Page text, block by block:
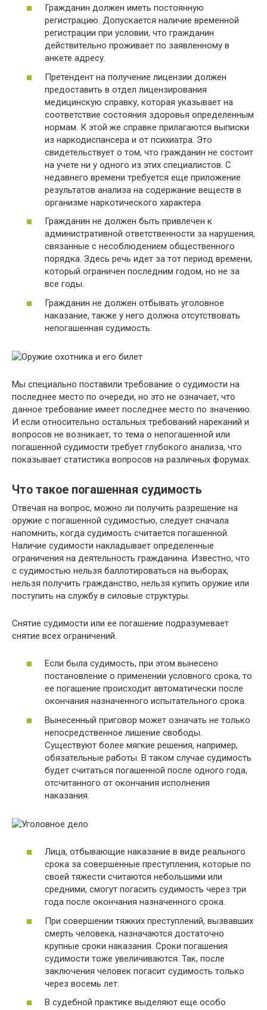
Гражданин должен иметь постоянную
регистрацию. Допускается наличие временной
регистрации при условии, что гражданин
действительно проживает по заявленному в
анкете адресу.
Претендент на получение лицензии должен
предоставить в отдел лицензирования
медицинскую справку, которая указывает на
соответствие состояния здоровья определенным
нормам. К этой же справке прилагаются выписки
из наркодиспансера и от психиатра. Это
свидетельствует о том, что гражданин не состоит
на учете ни у одного из этих специалистов. С
недавнего времени требуется еще приложение
результатов анализа на содержание веществ в
организме наркотического характера.
Гражданин не должен быть привлечен к
административной ответственности за нарушения,
связанные с несоблюдением общественного
порядка. Здесь речь идет за тот период времени,
который ограничен последним годом, но не за
все годы.
Гражданин не должен отбывать уголовное
наказание, также у него должна отсутствовать
непогашенная судимость.
Мы специально поставили требование о судимости на
последнее место по очереди, но это не означает, что
данное требование имеет последнее место по значению.
И если относительно остальных требований нареканий и
вопросов не возникает, то тема о непогашенной или
погашенной судимости требует глубокого анализа, что
показывает статистика вопросов на различных форумах.
Что такое погашенная судимость
Отвечая на вопрос, можно ли получить разрешение на
оружие с погашенной судимостью, следует сначала
напомнить, когда судимость считается погашенной.
Наличие судимости накладывает определенные
ограничения на деятельность гражданина. Известно, что
с судимостью нельзя баллотироваться на выборах,
нельзя получить гражданство, нельзя купить оружие или
поступить на службу в силовые структуры.
Снятие судимости или ее погашение подразумевает
снятие всех ограничений.
Если была судимость, при этом вынесено
постановление о применении условного срока, то
ее погашение происходит автоматически после
окончания назначенного испытательного срока.
Вынесенный приговор может означать не только
непосредственное лишение свободы.
Существуют более мягкие решения, например,
обязательные работы. В таком случае судимость
будет считаться погашенной после одного года,
отсчитанного от окончания исполнения
наказания.
Лица, отбывающие наказание в виде реального
срока за совершенные преступления, которые по
своей тяжести считаются небольшими или
средними, смогут погасить судимость через три
года после окончания назначенного срока.
При совершении тяжких преступлений, вызвавших
смерть человека, назначаются достаточно
крупные сроки наказания. Сроки погашения
судимости тоже увеличиваются. Так, после
заключения человек погасит судимость только
через восемь лет.
В судебной практике выделяют еще особо